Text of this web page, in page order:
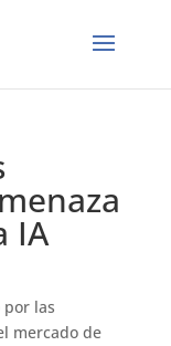
IA
las
mercado de